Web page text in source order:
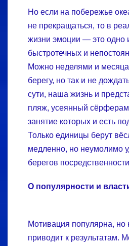
Но если на побережье
не прекращаться, то в
жизни эмоции — это одно
быстротечных и
Можно неделями и
берегу, но так и не
сути, наша жизнь и
пляж, усеянный
занятие которых и есть
Только единицы берут
медленно, но неумолимо
берегов
О популярности и
Мотивация популярна, но
приводит к результатам.